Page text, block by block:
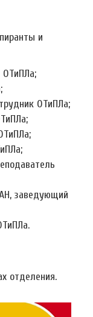
и
ОТиПЛа;
ОТиПЛа;
заведующий
отделения.